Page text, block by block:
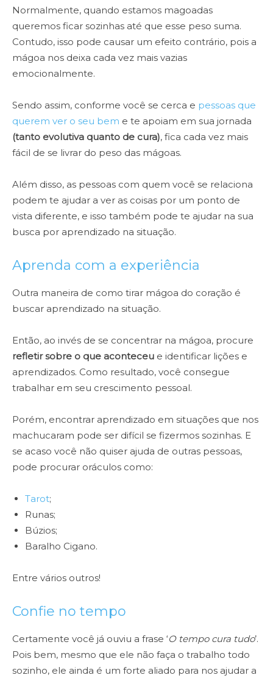
Normalmente, quando estamos magoadas
queremos ficar sozinhas até que esse peso suma.
Contudo, isso pode causar um efeito contrário, pois a
mágoa nos deixa cada vez mais vazias
emocionalmente.
Sendo assim, conforme você se cerca e pessoas que
querem ver o seu bem e te apoiam em sua jornada
(tanto evolutiva quanto de cura), fica cada vez mais
fácil de se livrar do peso das mágoas.
Além disso, as pessoas com quem você se relaciona
podem te ajudar a ver as coisas por um ponto de
vista diferente, e isso também pode te ajudar na sua
busca por aprendizado na situação.
Aprenda com a experiência
Outra maneira de como tirar mágoa do coração é
buscar aprendizado na situação.
Então, ao invés de se concentrar na mágoa, procure
refletir sobre o que aconteceu e identificar lições e
aprendizados. Como resultado, você consegue
trabalhar em seu crescimento pessoal.
Porém, encontrar aprendizado em situações que nos
machucaram pode ser difícil se fizermos sozinhas. E
se acaso você não quiser ajuda de outras pessoas,
pode procurar oráculos como:
Tarot;
Runas;
Búzios;
Baralho Cigano.
Entre vários outros!
Confie no tempo
Certamente você já ouviu a frase ‘O tempo cura tudo’.
Pois bem, mesmo que ele não faça o trabalho todo
sozinho, ele ainda é um forte aliado para nos ajudar a